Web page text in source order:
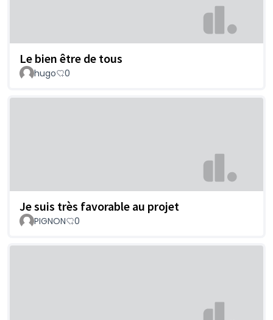
Le bien être de tous
hugo 0
Je suis très favorable au projet
PIGNON 0